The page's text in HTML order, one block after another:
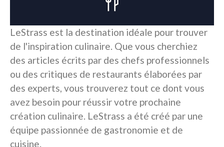
LeStrass est la destination idéale pour trouver
de l'inspiration culinaire. Que vous cherchiez
des articles écrits par des chefs professionnels
ou des critiques de restaurants élaborées par
des experts, vous trouverez tout ce dont vous
avez besoin pour réussir votre prochaine
création culinaire. LeStrass a été créé par une
équipe passionnée de gastronomie et de
cuisine.